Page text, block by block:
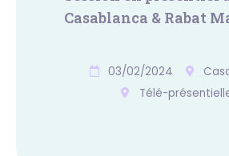
Casablanca & Rabat
03/02/2024
Télé-